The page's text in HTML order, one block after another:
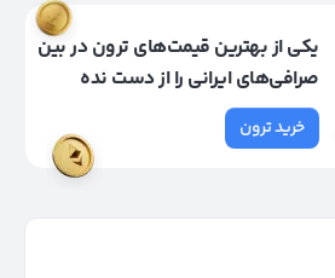
یکی از بهترین قیمت‌های ترون در بین
صرافی‌های ایرانی را از دست نده
خرید ترون